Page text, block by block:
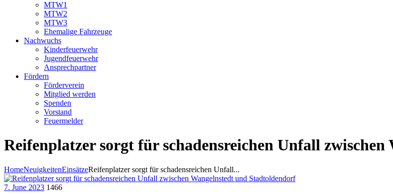
MTW1
MTW2
MTW3
Ehemalige Fahrzeuge
Nachwuchs
Kinderfeuerwehr
Jugendfeuerwehr
Ansprechpartner
Fördern
Förderverein
Mitglied werden
Spenden
Vorstand
Feuermelder
Reifenplatzer sorgt für schadensreichen Unfall
HomeNeuigkeitenEinsätzeReifenplatzer sorgt für schadensreichen Unfall...
7. June 2023 1466